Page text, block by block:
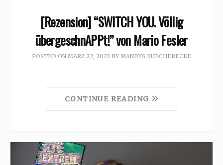
[Rezension] “SWITCH YOU. Völlig
übergeschnAPPt!” von Mario Fesler
POSTED ON MÄRZ 22, 2023 BY MANDYS BUECHERECKE
CONTINUE READING